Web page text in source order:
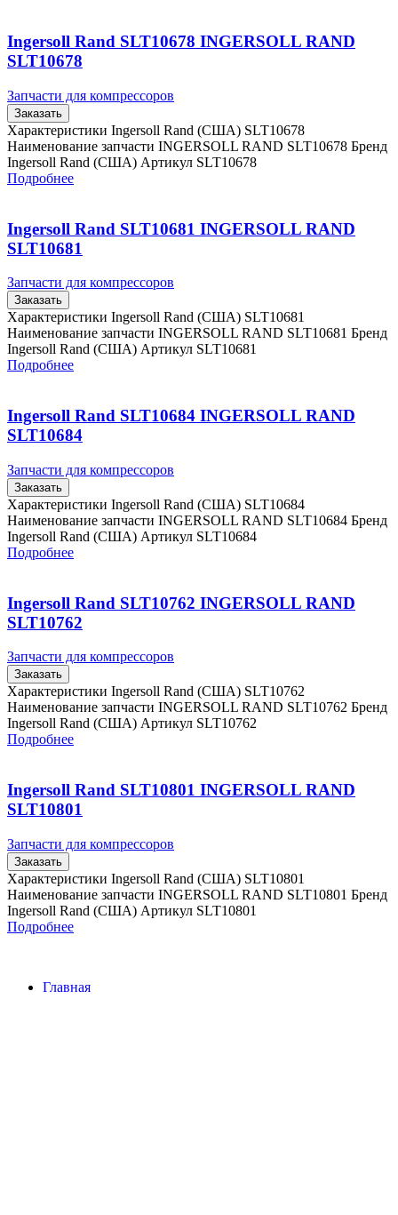
Ingersoll Rand SLT10678 INGERSOLL RAND
SLT10678
Запчасти для компрессоров
Заказать
Характеристики Ingersoll Rand (США) SLT10678
Наименование запчасти INGERSOLL RAND SLT10678 Бренд
Ingersoll Rand (США) Артикул SLT10678
Подробнее
Ingersoll Rand SLT10681 INGERSOLL RAND
SLT10681
Запчасти для компрессоров
Заказать
Характеристики Ingersoll Rand (США) SLT10681
Наименование запчасти INGERSOLL RAND SLT10681 Бренд
Ingersoll Rand (США) Артикул SLT10681
Подробнее
Ingersoll Rand SLT10684 INGERSOLL RAND
SLT10684
Запчасти для компрессоров
Заказать
Характеристики Ingersoll Rand (США) SLT10684
Наименование запчасти INGERSOLL RAND SLT10684 Бренд
Ingersoll Rand (США) Артикул SLT10684
Подробнее
Ingersoll Rand SLT10762 INGERSOLL RAND
SLT10762
Запчасти для компрессоров
Заказать
Характеристики Ingersoll Rand (США) SLT10762
Наименование запчасти INGERSOLL RAND SLT10762 Бренд
Ingersoll Rand (США) Артикул SLT10762
Подробнее
Ingersoll Rand SLT10801 INGERSOLL RAND
SLT10801
Запчасти для компрессоров
Заказать
Характеристики Ingersoll Rand (США) SLT10801
Наименование запчасти INGERSOLL RAND SLT10801 Бренд
Ingersoll Rand (США) Артикул SLT10801
Подробнее
Главная